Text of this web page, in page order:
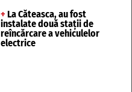
+ La Căteasca, au fost
instalate două stații de
reîncărcare a vehiculelor
electrice